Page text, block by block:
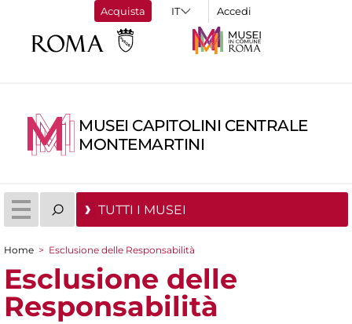
Acquista Accedi
MUSEI CAPITOLINI CENTRALE
MONTEMARTINI
TUTTI I MUSEI
Tu sei qui
Home > Esclusione delle Responsabilità
Esclusione delle
Responsabilità